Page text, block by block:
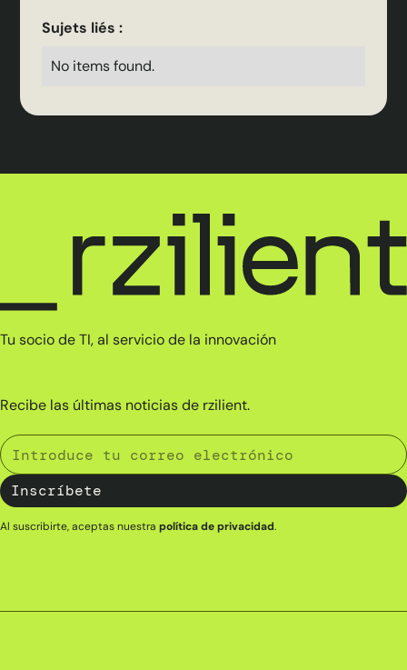
Sujets liés :
No items found.
Tu socio de TI, al servicio de la innovación
Recibe las últimas noticias de rzilient.
Al suscribirte, aceptas nuestra política de privacidad.